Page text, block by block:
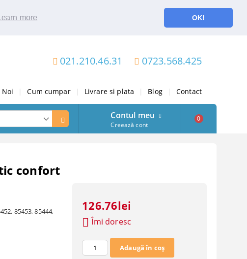
Learn more OK!
021.210.46.31 0723.568.425
Noi Cum cumpar Livrare si plata Blog Contact
Contul meu
Creează cont
0
confort
85453, 85444,
126.76lei
Îmi doresc